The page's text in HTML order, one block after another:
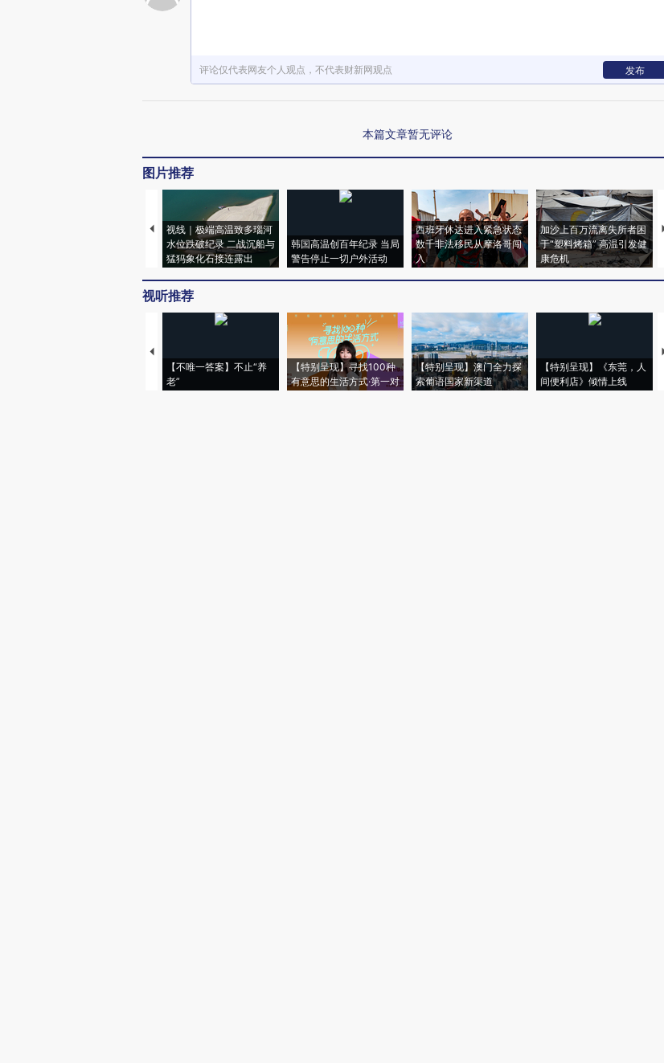
评论仅代表网友个人观点，不代表财新网观点 发布
本篇文章暂无评论
图片推荐
视线｜极端高温致多瑙河
水位跌破纪录 二战沉船与
猛犸象化石接连露出
韩国高温创百年纪录 当局
警告停止一切户外活动
西班牙休达进入紧急状态
数千非法移民从摩洛哥闯
入
加沙上百万流离失所者困
于“塑料烤箱” 高温引发健
康危机
视听推荐
【不唯一答案】不止“养
老”
【特别呈现】寻找100种
有意思的生活方式·第一对
【特别呈现】澳门全力探
索葡语国家新渠道
【特别呈现】《东莞，人
间便利店》倾情上线